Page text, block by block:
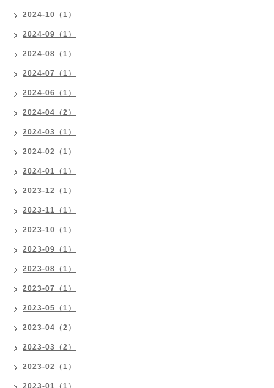
2024-10（1）
2024-09（1）
2024-08（1）
2024-07（1）
2024-06（1）
2024-04（2）
2024-03（1）
2024-02（1）
2024-01（1）
2023-12（1）
2023-11（1）
2023-10（1）
2023-09（1）
2023-08（1）
2023-07（1）
2023-05（1）
2023-04（2）
2023-03（2）
2023-02（1）
2023-01（1）